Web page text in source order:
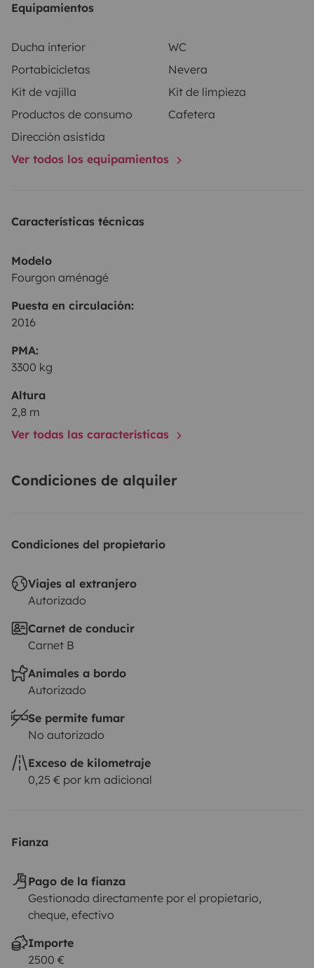
raclette y todo el material necesario para cocinar con
recuerdos posibles a bordo de nuestra fantástica
furgoneta camper!
Equipamientos
Ducha interior
WC
Portabicicletas
Nevera
Kit de vajilla
Kit de limpieza
Productos de consumo
Cafetera
Dirección asistida
Ver todos los equipamientos
Características técnicas
Modelo
Fourgon aménagé
Puesta en circulación:
2016
PMA:
3300 kg
Altura
2,8 m
Ver todas las características
Condiciones de alquiler
Condiciones del propietario
Viajes al extranjero
Autorizado
Carnet de conducir
Carnet B
Animales a bordo
Autorizado
Se permite fumar
No autorizado
Exceso de kilometraje
0,25 € por km adicional
Fianza
Pago de la fianza
Gestionada directamente por el propietario,
cheque, efectivo
Importe
2500 €